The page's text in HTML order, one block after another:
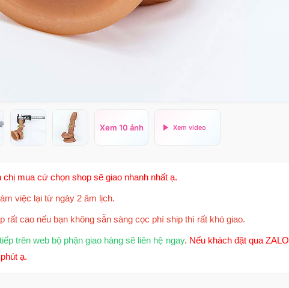
Xem 10 ảnh
chị mua cứ chọn shop sẽ giao nhanh nhất ạ.
việc lại từ ngày 2 âm lịch.
rất cao nếu bạn không sẵn sàng cọc phí ship thì rất khó giao.
trên web bộ phận giao hàng sẽ liên hệ ngay. Nếu khách đặt qua ZALO
ạ.